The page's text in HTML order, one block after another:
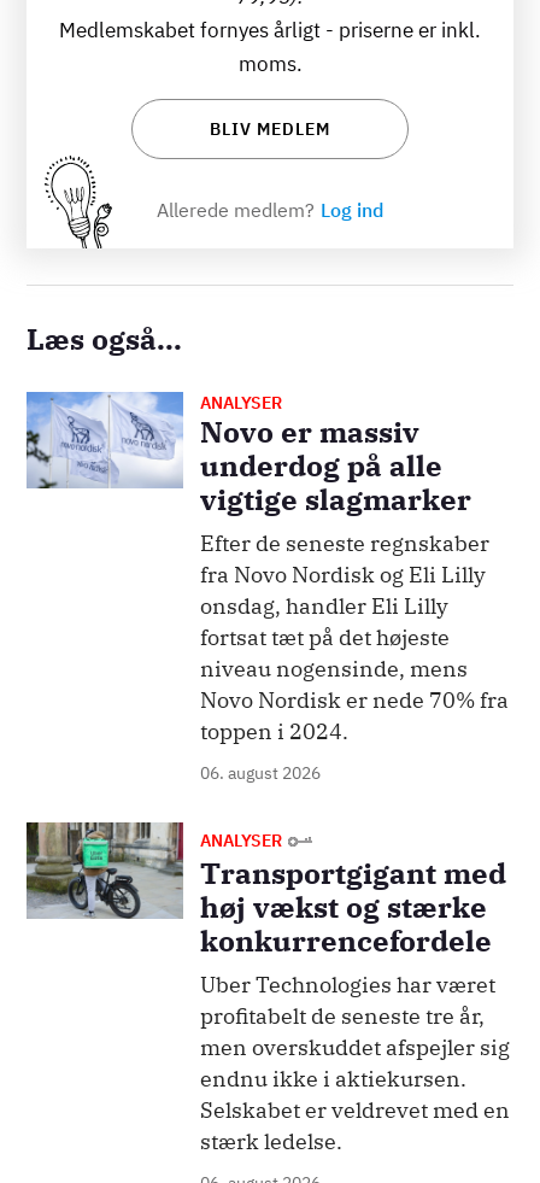
Medlemskabet fornyes årligt - priserne er inkl.
moms.
BLIV MEDLEM
Allerede medlem? Log ind
Læs også...
Billede ANALYSER
Novo er massiv
underdog på alle
vigtige slagmarker
Efter de seneste regnskaber
fra Novo Nordisk og Eli Lilly
onsdag, handler Eli Lilly
fortsat tæt på det højeste
niveau nogensinde, mens
Novo Nordisk er nede 70% fra
toppen i 2024.
06. august 2026
Billede ANALYSER
Transportgigant med
høj vækst og stærke
konkurrencefordele
Uber Technologies har været
profitabelt de seneste tre år,
men overskuddet afspejler sig
endnu ikke i aktiekursen.
Selskabet er veldrevet med en
stærk ledelse.